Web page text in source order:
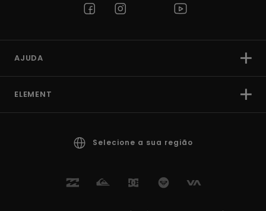
AJUDA
ELEMENT
Selecione a sua região